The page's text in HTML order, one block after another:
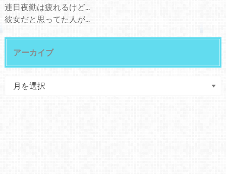
連日夜勤は疲れるけど...
彼女だと思ってた人が...
アーカイブ